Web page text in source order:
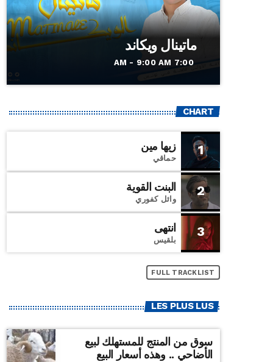
ماتينال ويكاند
7:00 AM - 9:00 AM
CHART
1 زيها مين
حماقي
2 البنت القوية
وائل كفوري
3 انتهى
بلقيس
FULL TRACKLIST
LES PLUS LUS
سوق من المنتج للمستهلك لبيع
الأضاحي .. وهذه أسعار البيع